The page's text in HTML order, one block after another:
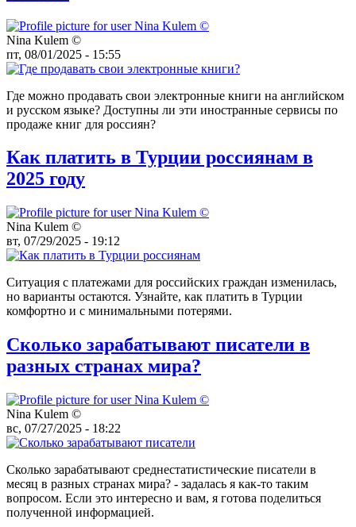
Nina Kulem ©️
пт, 08/01/2025 - 15:55
Где можно продавать свои электронные книги на английском
и русском языке? Доступны ли эти иностранные сервисы по
продаже книг для россиян?
Как платить в Турции россиянам в
2025 году
Nina Kulem ©️
вт, 07/29/2025 - 19:12
Ситуация с платежами для российских граждан изменилась,
но варианты остаются. Узнайте, как платить в Турции
комфортно и с минимальными потерями.
Сколько зарабатывают писатели в
разных странах мира?
Nina Kulem ©️
вс, 07/27/2025 - 18:22
Сколько зарабатывают среднестатистические писатели в
месяц в разных странах мира? - задалась я как-то таким
вопросом. Если это интересно и вам, я готова поделиться
полученной информацией.